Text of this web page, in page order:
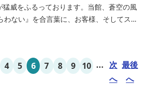
威をふるっております。当館、蒼空の風
わない』を合言葉に、お客様、そしてスタ
に抑えるために、館内設備、オペレーシ
管理を行います。 ※「３密・感染対策の見
4 5 6 7 8 9 10 ... 次
へ
最後
へ